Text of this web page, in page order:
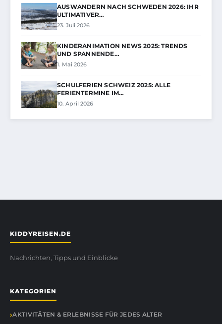
AUSWANDERN NACH SCHWEDEN 2026: IHR
ULTIMATIVER…
23. Juli 2026
KINDERANIMATION NEWS 2025: TRENDS
UND SPANNENDE…
1. Mai 2026
SCHULFERIEN SCHWEIZ 2025: ALLE
FERIENTERMINE IM…
10. April 2026
KIDDYREISEN.DE
Nachrichten, Tipps und Einblicke
KATEGORIEN
AKTIVITÄTEN & ERLEBNISSE FÜR JEDES ALTER